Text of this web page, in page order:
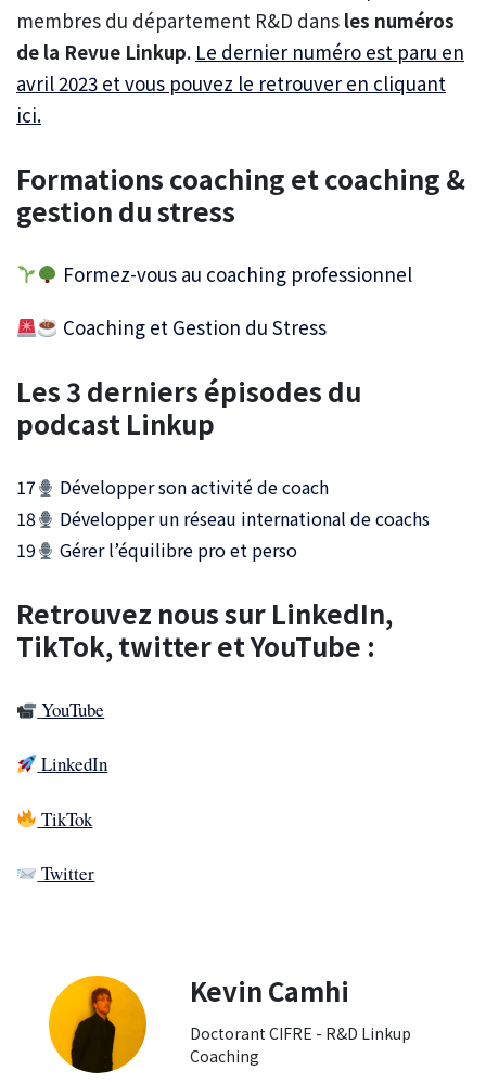
membres du département R&D dans les numéros
de la Revue Linkup. Le dernier numéro est paru en
avril 2023 et vous pouvez le retrouver en cliquant
ici.
Formations coaching et coaching &
gestion du stress
Formez-vous au coaching professionnel
Coaching et Gestion du Stress
Les 3 derniers épisodes du
podcast Linkup
17
Développer son activité de coach
18
Développer un réseau international de coachs
19
Gérer l’équilibre pro et perso
Retrouvez nous sur LinkedIn,
TikTok, twitter et YouTube :
YouTube
LinkedIn
TikTok
Twitter
Kevin Camhi
Doctorant CIFRE - R&D Linkup
Coaching